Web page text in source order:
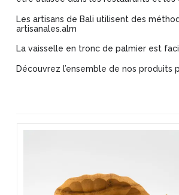
Les artisans de Bali utilisent des
artisanales.alm
La vaisselle en tronc de palmier est
Découvrez l’ensemble de nos produits